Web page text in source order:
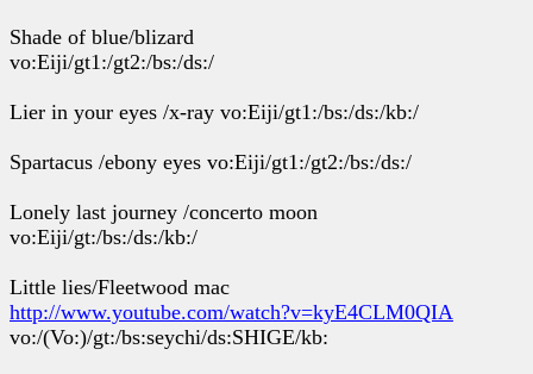
Shade of blue/blizard
vo:Eiji/gt1:/gt2:/bs:/ds:/
Lier in your eyes /x-ray vo:Eiji/gt1:/bs:/ds:/kb:/
Spartacus /ebony eyes vo:Eiji/gt1:/gt2:/bs:/ds:/
Lonely last journey /concerto moon
vo:Eiji/gt:/bs:/ds:/kb:/
Little lies/Fleetwood mac
http://www.youtube.com/watch?v=kyE4CLM0QIA
vo:/(Vo:)/gt:/bs:seychi/ds:SHIGE/kb: